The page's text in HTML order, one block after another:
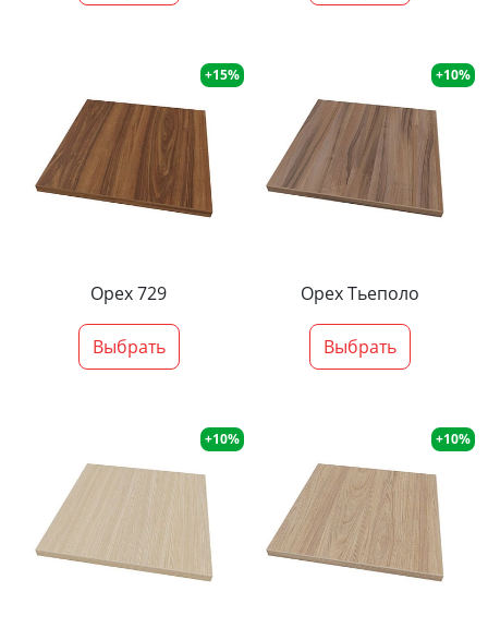
+15%
Орех 729
Выбрать
+10%
Орех Тьеполо
Выбрать
+10% +10%